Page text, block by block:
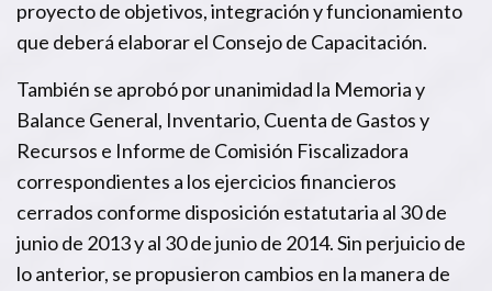
proyecto de objetivos, integración y funcionamiento
que deberá elaborar el Consejo de Capacitación.
También se aprobó por unanimidad la Memoria y
Balance General, Inventario, Cuenta de Gastos y
Recursos e Informe de Comisión Fiscalizadora
correspondientes a los ejercicios financieros
cerrados conforme disposición estatutaria al 30 de
junio de 2013 y al 30 de junio de 2014. Sin perjuicio de
lo anterior, se propusieron cambios en la manera de